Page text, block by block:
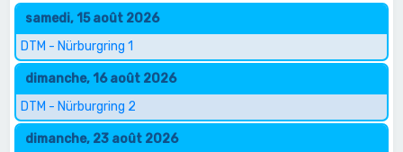
samedi, 15 août 2026
DTM - Nürburgring 1
dimanche, 16 août 2026
DTM - Nürburgring 2
dimanche, 23 août 2026